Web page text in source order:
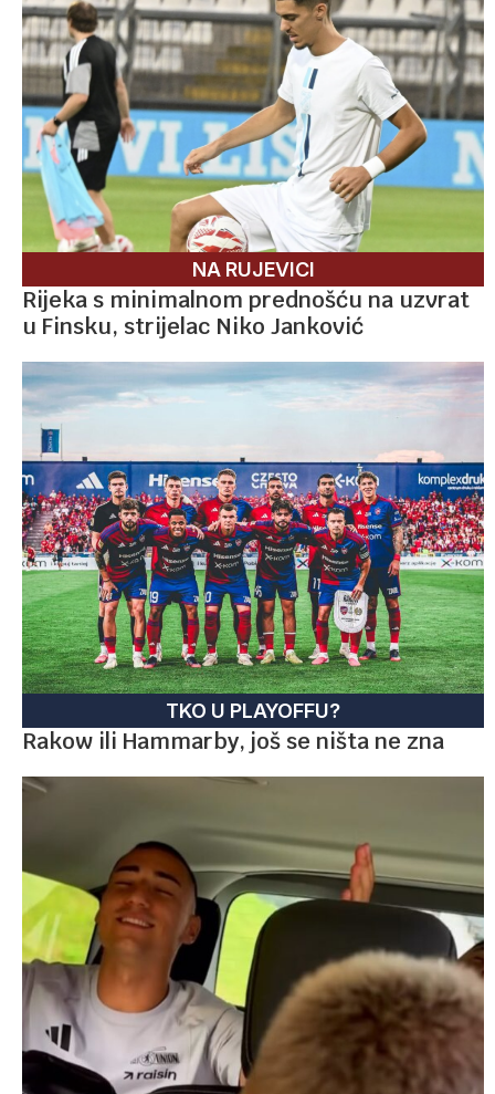
NA RUJEVICI
Rijeka s minimalnom prednošću na uzvrat
u Finsku, strijelac Niko Janković
TKO U PLAYOFFU?
Rakow ili Hammarby, još se ništa ne zna